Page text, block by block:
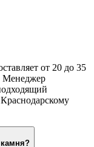
от 20 до 35
Менеджер
камня?